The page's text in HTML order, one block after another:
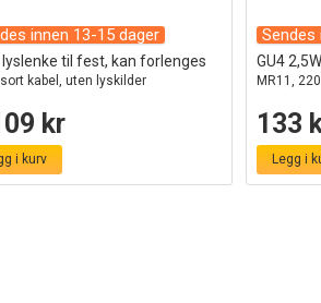
innen 13-15 dager
til fest, kan forlenges
sort kabel, uten lyskilder
kr
i kurv
Sendes
GU4
MR11,
133
Legg i